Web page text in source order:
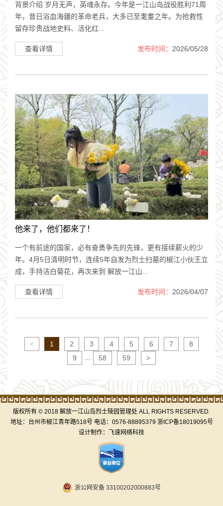
背景介绍 岁月无声，英魂永存。今年是一江山岛战役胜利71周
年，昔日浴血海疆的革命老兵，大多已至耄耋之年。为抢救性
留存珍贵战地史料、活化红...
查看详情 发布时间： 2026/05/28
他来了，他们都来了！
一个有前途的国家，必有奋勇争先的先锋，更有接续薪火的少
年。4月5日清明时节，连续5年自发为烈士扫墓的椒江小伙王立
成，手持洁白菊花，再次来到 解放一江山...
查看详情 发布时间： 2026/04/07
< 1 2 3 4 5 6 7
8
9
58 59 >
版权所有 © 2018 解放一江山岛烈士陵园管理处 ALL RIGHTS RESERVED.
地址：台州市椒江青年路518号 电话：0576-88895379 浙ICP备18019095号
设计制作：
飞速网络科技
浙公网安备 33100202000883号